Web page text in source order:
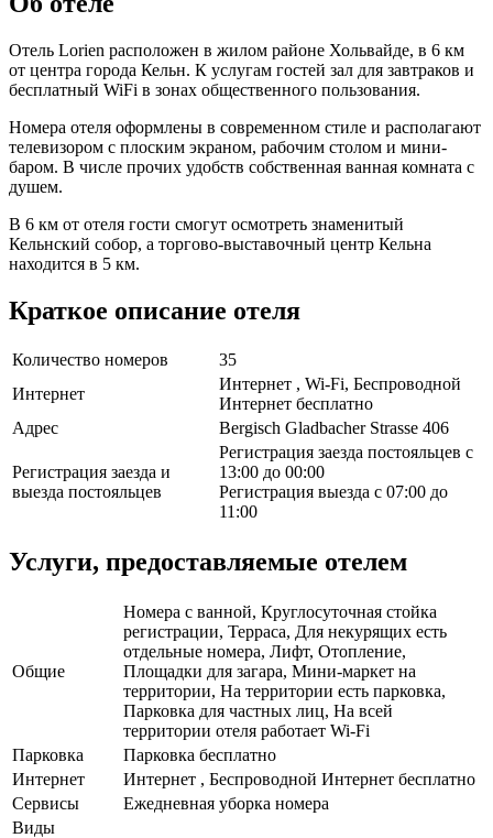
Отель Lorien расположен в жилом районе Хольвайде, в 6 км
от центра города Кельн. К услугам гостей зал для завтраков и
бесплатный WiFi в зонах общественного пользования.
Номера отеля оформлены в современном стиле и располагают
телевизором с плоским экраном, рабочим столом и мини-
баром. В числе прочих удобств собственная ванная комната с
душем.
В 6 км от отеля гости смогут осмотреть знаменитый
Кельнский собор, а торгово-выставочный центр Кельна
находится в 5 км.
Краткое описание отеля
Количество номеров
35
Интернет
Интернет , Wi-Fi, Беспроводной
Интернет бесплатно
Адрес
Bergisch Gladbacher Strasse 406
Регистрация заезда и
выезда постояльцев
Регистрация заезда постояльцев с
13:00 до 00:00
Регистрация выезда с 07:00 до
11:00
Услуги, предоставляемые отелем
Общие
Номера с ванной, Круглосуточная стойка
регистрации, Терраса, Для некурящих есть
отдельные номера, Лифт, Отопление,
Площадки для загара, Мини-маркет на
территории, На территории есть парковка,
Парковка для частных лиц, На всей
территории отеля работает Wi-Fi
Парковка
Парковка бесплатно
Интернет
Интернет , Беспроводной Интернет бесплатно
Сервисы
Ежедневная уборка номера
Виды